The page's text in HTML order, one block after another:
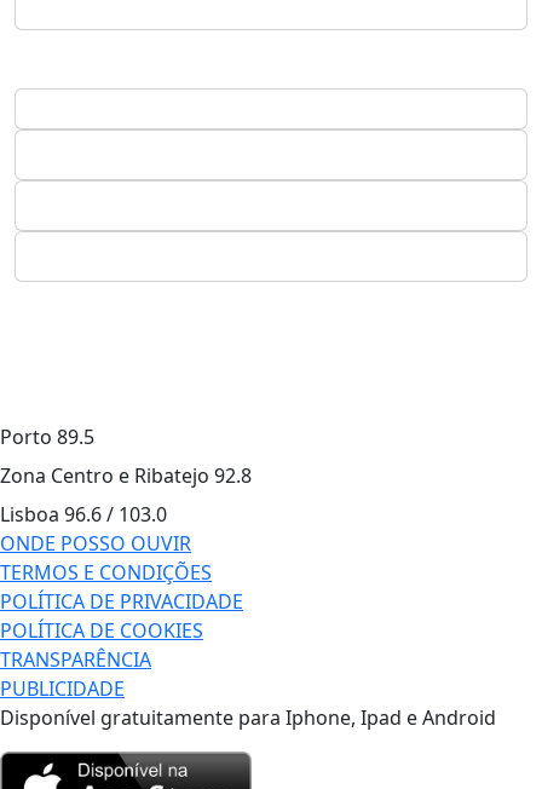
Porto 89.5
Zona Centro e Ribatejo 92.8
Lisboa 96.6 / 103.0
ONDE POSSO OUVIR
TERMOS E CONDIÇÕES
POLÍTICA DE PRIVACIDADE
POLÍTICA DE COOKIES
TRANSPARÊNCIA
PUBLICIDADE
Disponível gratuitamente para Iphone, Ipad e Android